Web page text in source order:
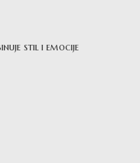
stil i emocije